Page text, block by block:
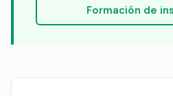
Formación de